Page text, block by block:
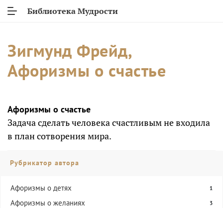
Библиотека Мудрости
Зигмунд Фрейд,
Афоризмы о счастье
Афоризмы о счастье
Задача сделать человека счастливым не входила
в план сотворения мира.
Рубрикатор автора
Афоризмы о детях 1
Афоризмы о желаниях 3